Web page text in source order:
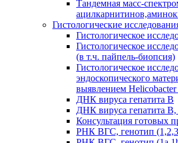
Тандемная масс-
Гистологические
Гистологическое
Гистологическое
(в т.ч. пайпель-биопсия)
Гистологическое
эндоскопического
выявлением
ДНК вируса гепатита B
ДНК вируса гепатита B,
Консультация готовых
РНК ВГC, генотип